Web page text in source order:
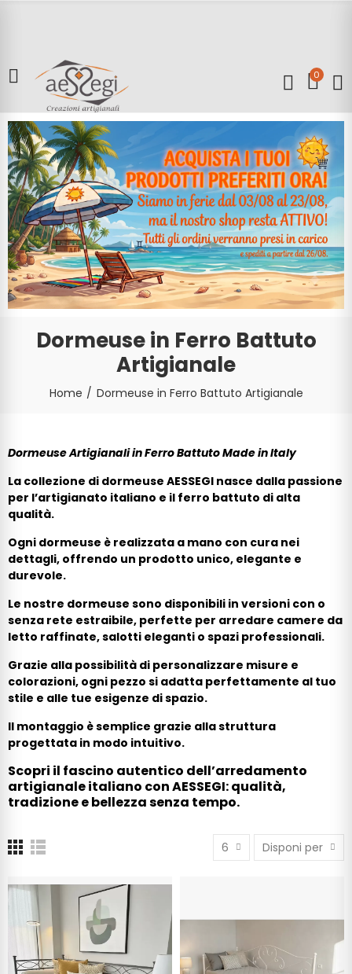
0
Dormeuse in Ferro Battuto
Artigianale
Home Dormeuse in Ferro Battuto Artigianale
Dormeuse Artigianali in Ferro Battuto Made in Italy
La collezione di dormeuse AESSEGI nasce dalla passione
per l’artigianato italiano e il ferro battuto di alta
qualità.
Ogni dormeuse è realizzata a mano con cura nei
dettagli, offrendo un prodotto unico, elegante e
durevole.
Le nostre dormeuse sono disponibili in versioni con o
senza rete estraibile, perfette per arredare camere da
letto raffinate, salotti eleganti o spazi professionali.
Grazie alla possibilità di personalizzare misure e
colorazioni, ogni pezzo si adatta perfettamente al tuo
stile e alle tue esigenze di spazio.
Il montaggio è semplice grazie alla struttura
progettata in modo intuitivo.
Scopri il fascino autentico dell’arredamento
artigianale italiano con AESSEGI: qualità,
tradizione e bellezza senza tempo.
6 Disponi per